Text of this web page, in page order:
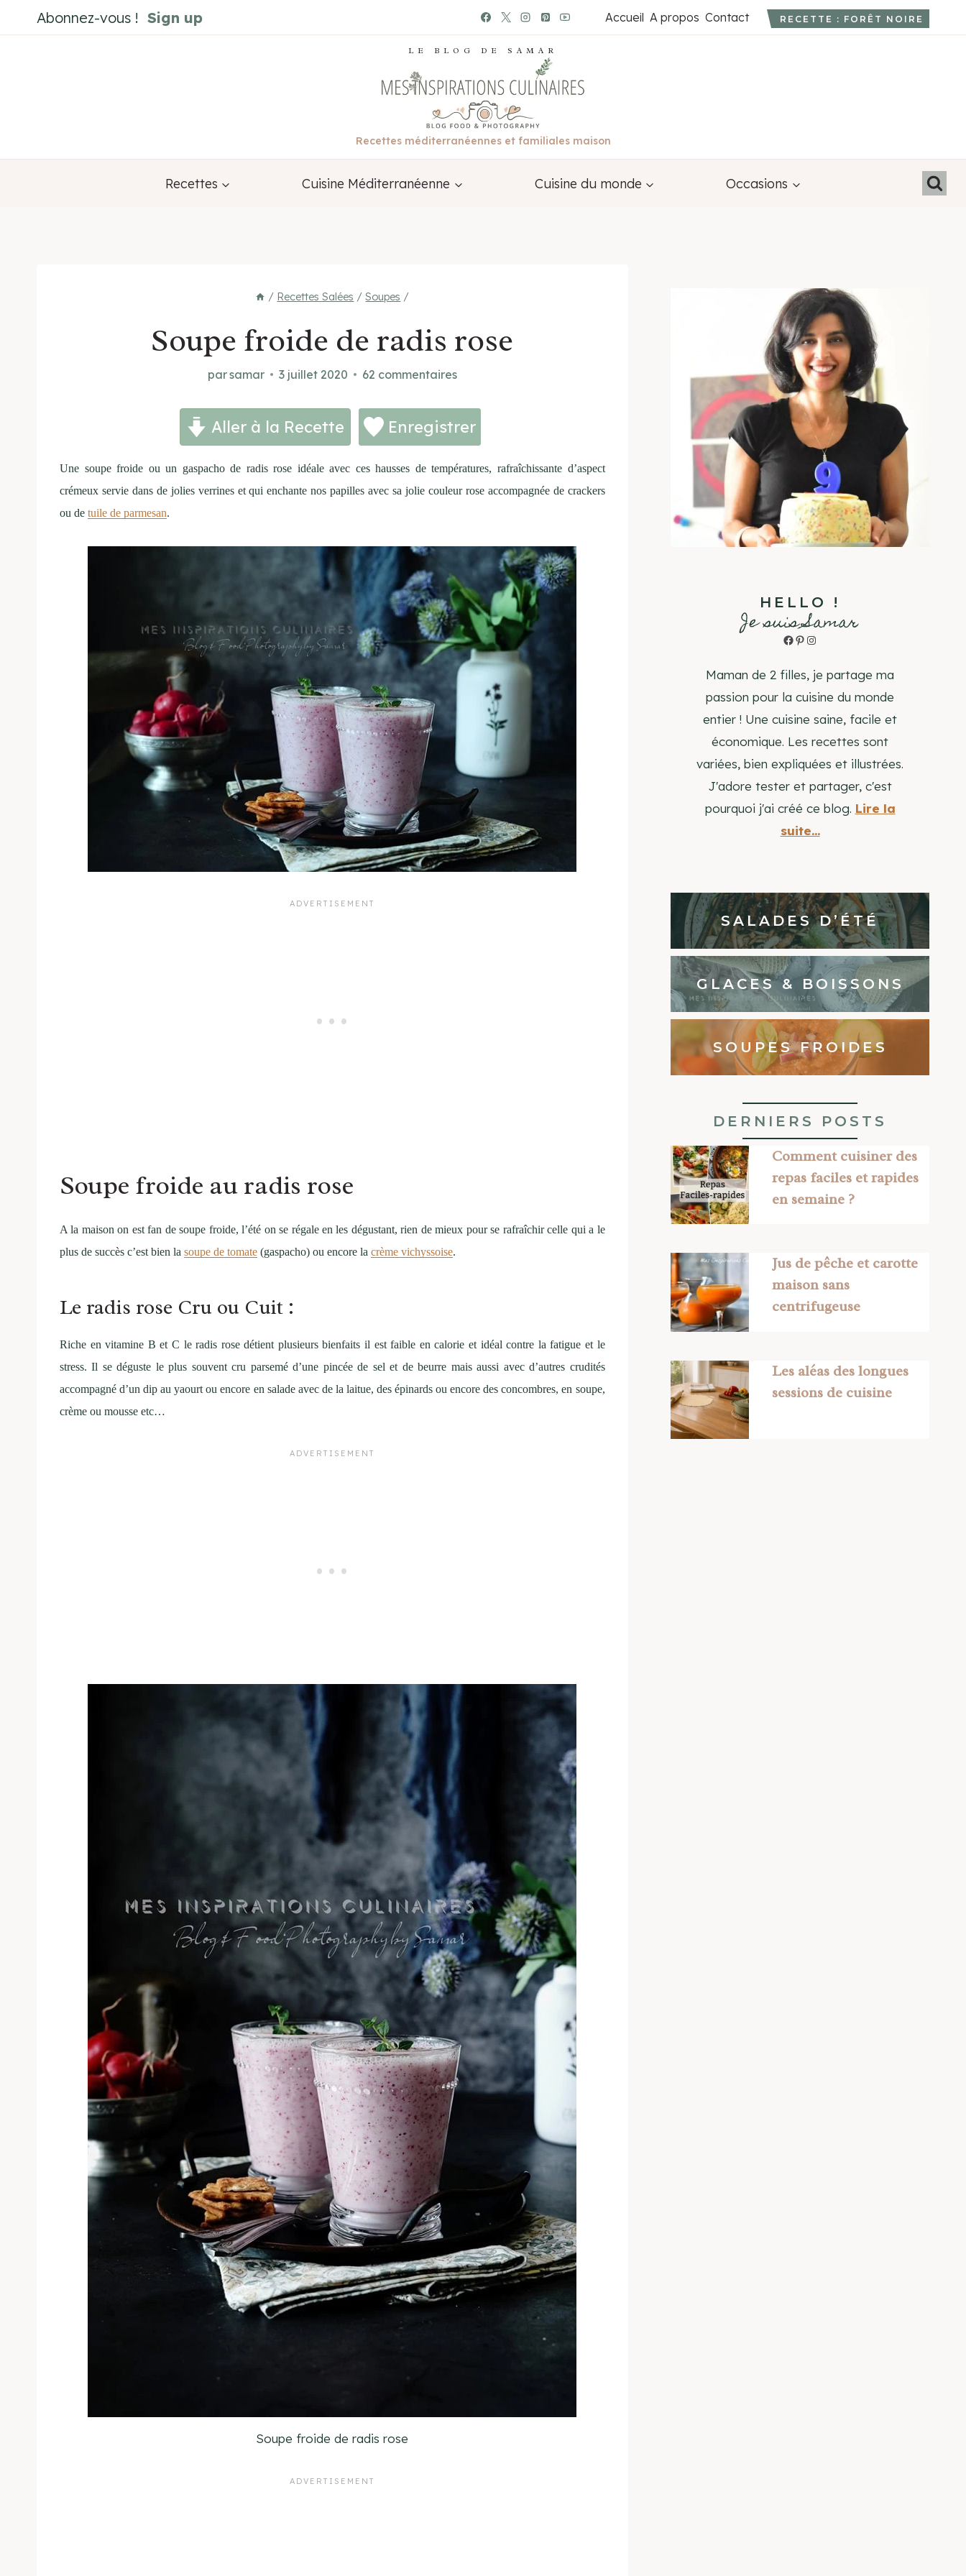
au
Abonnez-vous ! Sign up Accueil A propos Contact RECETTE : FORÊT NOIRE
LE BLOG DE SAMAR
Recettes méditerranéennes et familiales maison
Recettes Cuisine Méditerranéenne Cuisine du monde Occasions
/ Recettes Salées / Soupes /
Soupe froide de radis rose
parsamar 3 juillet 2020 62 commentaires
Aller à la Recette Enregistrer
Une soupe froide ou un gaspacho de radis rose idéale avec ces hausses de températures, rafraîchissante d’aspect
crémeux servie dans de jolies verrines et qui enchante nos papilles avec sa jolie couleur rose accompagnée de crackers
ou de tuile de parmesan.
Soupe froide au radis rose
A la maison on est fan de soupe froide, l’été on se régale en les dégustant, rien de mieux pour se rafraîchir celle qui a le
plus de succès c’est bien la soupe de tomate (gaspacho) ou encore la crème vichyssoise.
Le radis rose Cru ou Cuit :
Riche en vitamine B et C le radis rose détient plusieurs bienfaits il est faible en calorie et idéal contre la fatigue et le
stress. Il se déguste le plus souvent cru parsemé d’une pincée de sel et de beurre mais aussi avec d’autres crudités
accompagné d’un dip au yaourt ou encore en salade avec de la laitue, des épinards ou encore des concombres, en soupe,
crème ou mousse etc…
Soupe froide de radis rose
HELLO !
Je suis Samar
Facebook
Pinterest
Instagram
Maman de 2 filles, je partage ma
passion pour la cuisine du monde
entier ! Une cuisine saine, facile et
économique. Les recettes sont
variées, bien expliquées et illustrées.
J'adore tester et partager, c'est
pourquoi j'ai créé ce blog. Lire la
suite...
SALADES D’ÉTÉ
GLACES & BOISSONS
SOUPES FROIDES
DERNIERS POSTS
Comment cuisiner des
repas faciles et rapides
en semaine ?
Jus de pêche et carotte
maison sans
centrifugeuse
Les aléas des longues
sessions de cuisine